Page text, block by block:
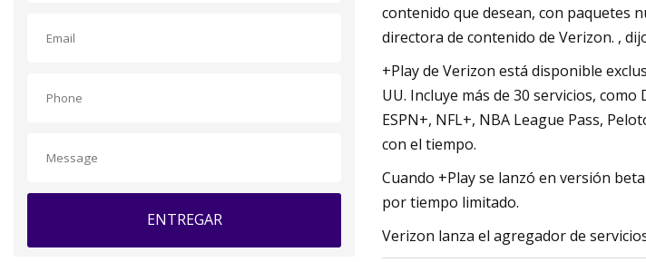
ENTREGAR
contenido que desean, con paquetes
directora de contenido de Verizon. ,
+Play de Verizon está disponible
UU. Incluye más de 30 servicios,
ESPN+, NFL+, NBA League Pass,
con el tiempo.
Cuando +Play se lanzó en versión
por tiempo limitado.
Verizon lanza el agregador de